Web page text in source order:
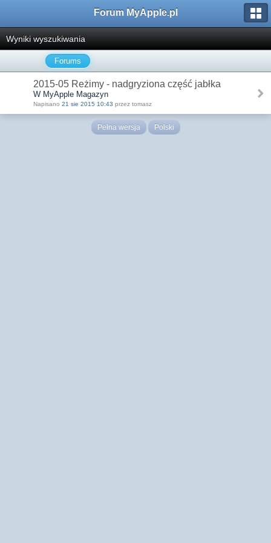
Forum MyApple.pl
Wyniki wyszukiwania
Forums
2015-05 Reżimy - nadgryziona część jabłka
W MyApple Magazyn
Napisano 21 sie 2015 10:43 przez tomasz
Pełna wersja Polski